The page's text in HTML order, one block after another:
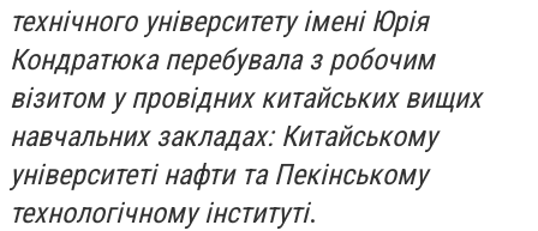
технічного університету імені Юрія
Кондратюка перебувала з робочим
візитом у провідних китайських вищих
навчальних закладах: Китайському
університеті нафти та Пекінському
технологічному інституті.